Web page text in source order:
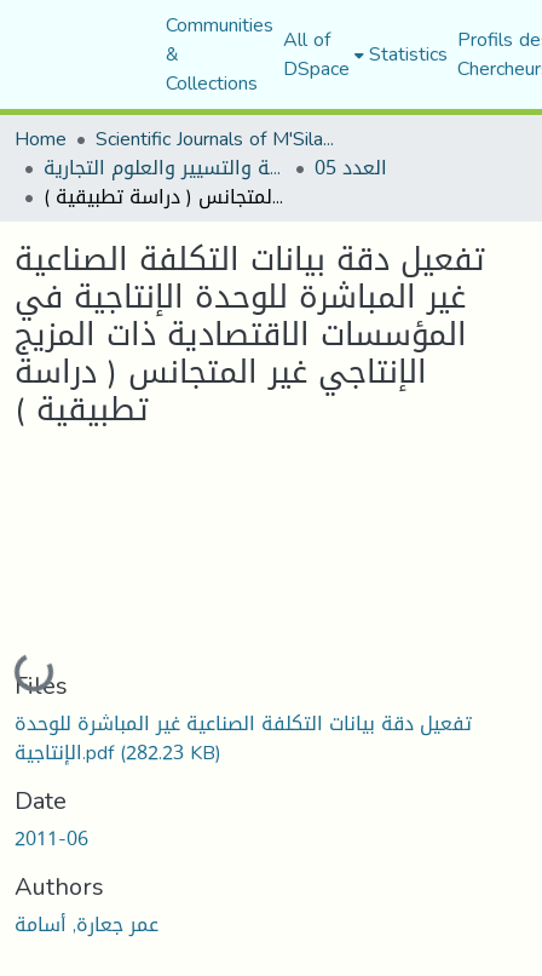
Communities
&
Collections
All of
DSpace Statistics Profils
Home
Scientific Journals of M'Sila University
مجلة العلوم الاقتصادية والتسيير والعلوم التجارية العدد 05
تفعيل دقة بيانات التكلفة الصناعية غير المباشرة للوحدة الإنتاجية في المؤسسات الاقتصادية ذات المزيج الإنتاجي غير المتجانس ( دراسة تطبيقية )
تفعيل دقة بيانات التكلفة الصناعية
غير المباشرة للوحدة الإنتاجية في
المؤسسات الاقتصادية ذات المزيج
الإنتاجي غير المتجانس ( دراسة
تطبيقية )
Loading...
Files
تفعيل دقة بيانات التكلفة الصناعية غير المباشرة للوحدة
الإنتاجية.pdf(282.23 KB)
Date
2011-06
Authors
عمر جعارة, أسامة